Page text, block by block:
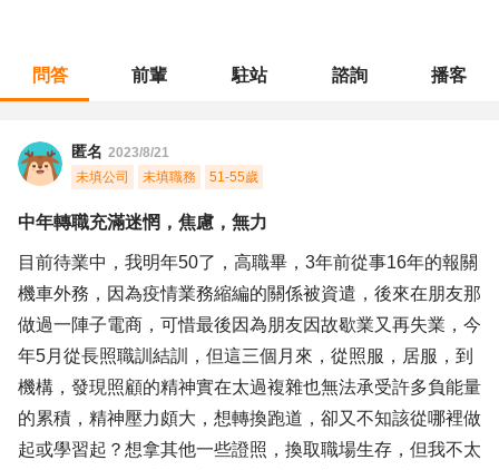
問答 前輩 駐站 諮詢 播客
匿名 2023/8/21
未填公司
未填職務 51-55歲
中年轉職充滿迷惘，焦慮，無力
目前待業中，我明年50了，高職畢，3年前從事16年的報關
機車外務，因為疫情業務縮編的關係被資遣，後來在朋友那
做過一陣子電商，可惜最後因為朋友因故歇業又再失業，今
年5月從長照職訓結訓，但這三個月來，從照服，居服，到
機構，發現照顧的精神實在太過複雜也無法承受許多負能量
的累積，精神壓力頗大，想轉換跑道，卻又不知該從哪裡做
起或學習起？想拿其他一些證照，換取職場生存，但我不太